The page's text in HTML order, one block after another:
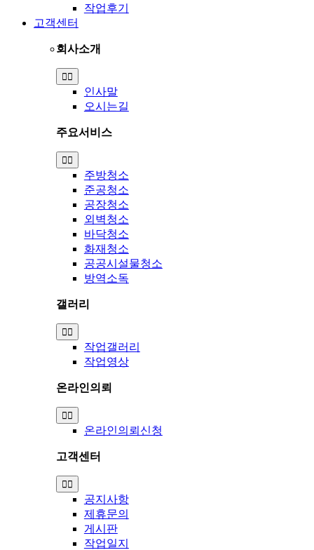
작업후기
고객센터
회사소개
Toggle
Navigation
인사말
오시는길
주요서비스
Toggle
Navigation
주방청소
준공청소
공장청소
외벽청소
바닥청소
화재청소
공공시설물청소
방역소독
갤러리
Toggle
Navigation
작업갤러리
작업영상
온라인의뢰
Toggle
Navigation
온라인의뢰신청
고객센터
Toggle
Navigation
공지사항
제휴문의
게시판
작업일지